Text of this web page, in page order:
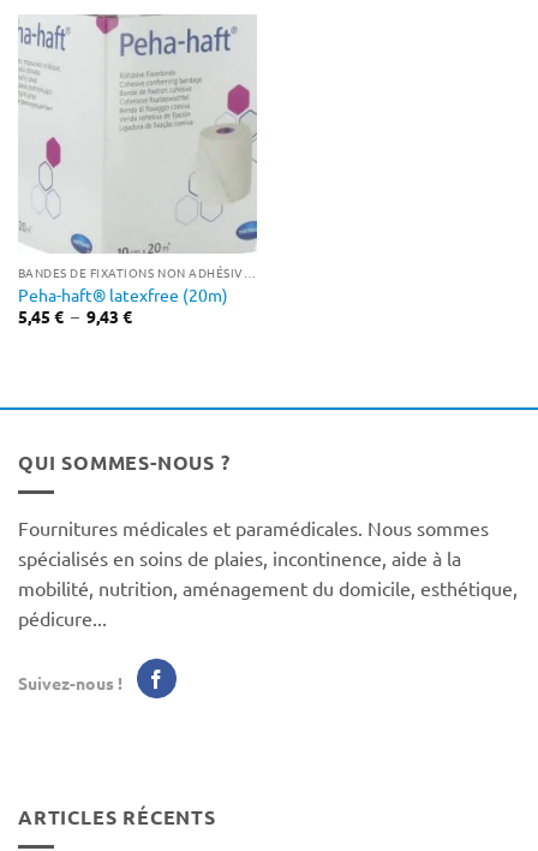
BANDES DE FIXATIONS NON ADHÉSIVES
Peha-haft® latexfree (20m)
5,45 € – 9,43 €Plage
de
QUI SOMMES-NOUS ?
Fournitures médicales et paramédicales. Nous sommes
spécialisés en soins de plaies, incontinence, aide à la
mobilité, nutrition, aménagement du domicile, esthétique,
pédicure...
Suivez-nous !
ARTICLES RÉCENTS